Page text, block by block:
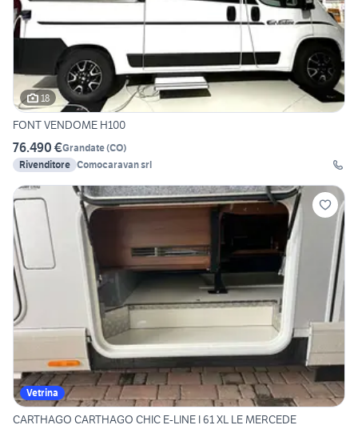
18
FONT VENDOME H100
76.490 €Grandate(CO)
Rivenditore Comocaravan srl
Vetrina
CARTHAGO CARTHAGO CHIC E-LINE I 61 XL LE MERCEDE